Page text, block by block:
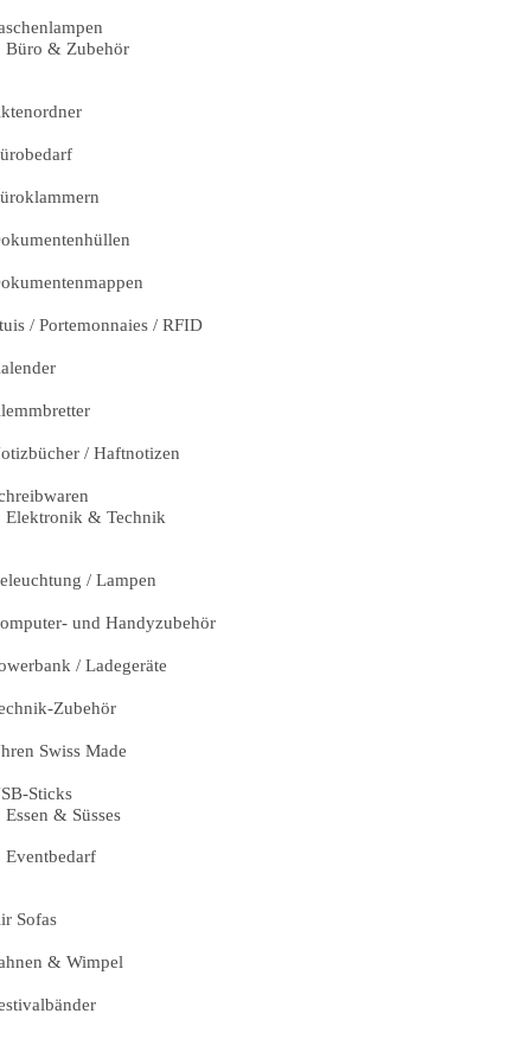
Büro & Zubehör
/ Portemonnaies / RFID
/ Haftnotizen
Elektronik & Technik
/ Lampen
und Handyzubehör
/ Ladegeräte
Zubehör
Swiss Made
Sticks
Essen & Süsses
Eventbedarf
Sofas
& Wimpel